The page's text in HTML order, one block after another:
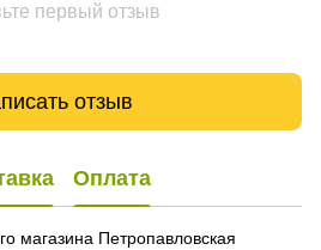
первый отзыв
отзыв
Оплата
магазина Петропавловская